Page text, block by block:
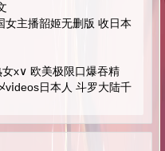
女主播韶姬无删版 收日本
x∨ 欧美极限口爆吞精
日本人 斗罗大陆千